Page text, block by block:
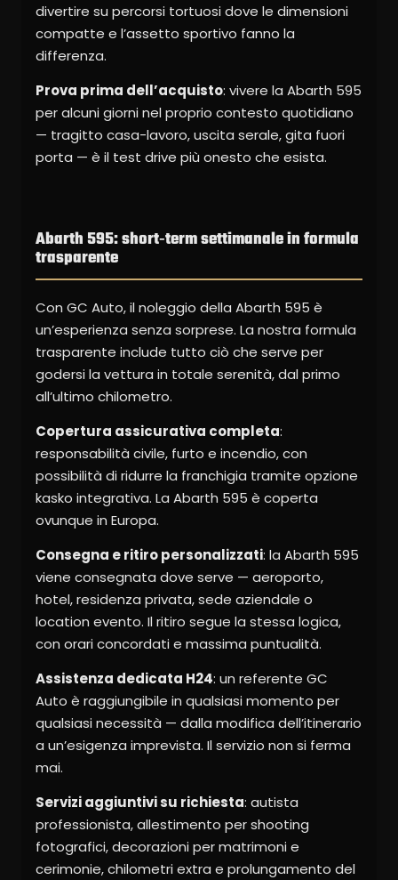
divertire su percorsi tortuosi dove le dimensioni
compatte e l’assetto sportivo fanno la
differenza.
Prova prima dell’acquisto: vivere la Abarth 595
per alcuni giorni nel proprio contesto quotidiano
— tragitto casa-lavoro, uscita serale, gita fuori
porta — è il test drive più onesto che esista.
Abarth 595: short‑term settimanale in formula
trasparente
Con GC Auto, il noleggio della Abarth 595 è
un’esperienza senza sorprese. La nostra formula
trasparente include tutto ciò che serve per
godersi la vettura in totale serenità, dal primo
all’ultimo chilometro.
Copertura assicurativa completa:
responsabilità civile, furto e incendio, con
possibilità di ridurre la franchigia tramite opzione
kasko integrativa. La Abarth 595 è coperta
ovunque in Europa.
Consegna e ritiro personalizzati: la Abarth 595
viene consegnata dove serve — aeroporto,
hotel, residenza privata, sede aziendale o
location evento. Il ritiro segue la stessa logica,
con orari concordati e massima puntualità.
Assistenza dedicata H24: un referente GC
Auto è raggiungibile in qualsiasi momento per
qualsiasi necessità — dalla modifica dell’itinerario
a un’esigenza imprevista. Il servizio non si ferma
mai.
Servizi aggiuntivi su richiesta: autista
professionista, allestimento per shooting
fotografici, decorazioni per matrimoni e
cerimonie, chilometri extra e prolungamento del